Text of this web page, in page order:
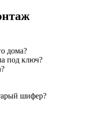
дома?
под ключ?
шифер?